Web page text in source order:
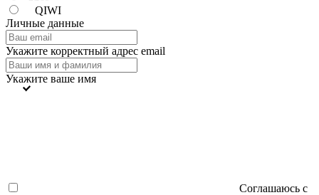
QIWI
Личные данные
Укажите корректный адрес email
Укажите ваше имя
Соглашаюсь с